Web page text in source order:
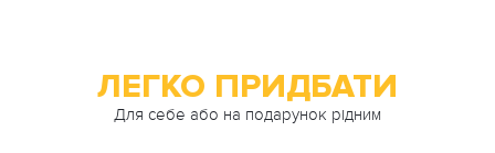
ЛЕГКО ПРИДБАТИ
Для себе або на подарунок рідним